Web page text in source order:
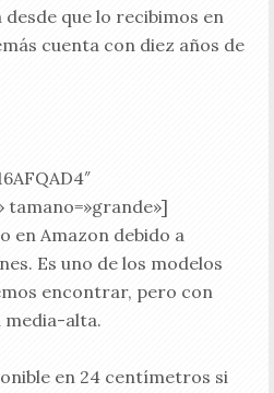
que lo recibimos en
cuenta con diez años de
tamano=»grande»]
en Amazon debido a
Es uno de los modelos
encontrar, pero con
media-alta.
en 24 centímetros si